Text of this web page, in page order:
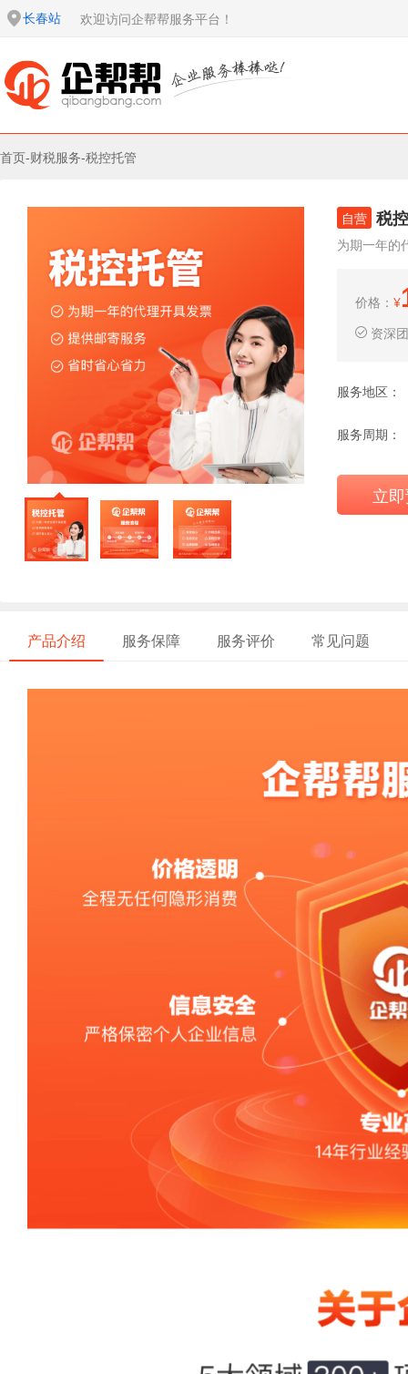
长春站 欢迎访问企帮帮服务平台！
首页-财税服务-税控托管
自营 税
为期一年的
价格： ¥
资深
服务地区：
服务周期：
立
产品介绍 服务保障 服务评价 常见问题